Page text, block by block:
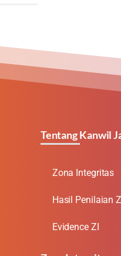
Tentang Kanwil
Zona Integritas
Hasil Penilaian
Evidence ZI